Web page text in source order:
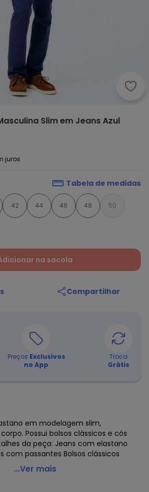
Slim em Jeans Azul
juros
Tabela de medidas
42 44 46 48 50
na sacola
Compartilhar
Preços Exclusivos
no App
Troca
Grátis
em modelagem slim,
Possui bolsos clássicos e cós
da peça: Jeans com elastano
com passantes Bolsos clássicos
Slim em Jeans Azul
...Ver mais